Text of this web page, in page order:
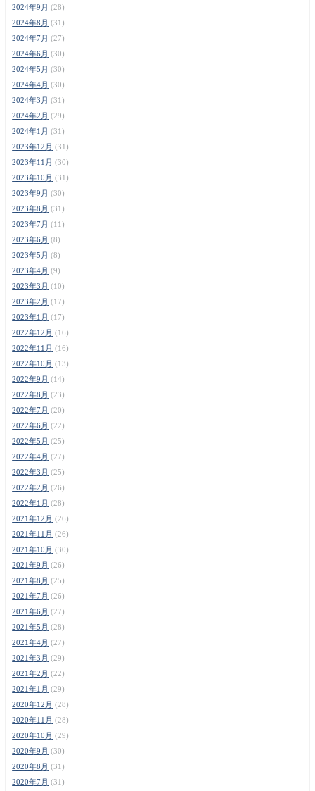
2024年9月 (28)
2024年8月 (31)
2024年7月 (27)
2024年6月 (30)
2024年5月 (30)
2024年4月 (30)
2024年3月 (31)
2024年2月 (29)
2024年1月 (31)
2023年12月 (31)
2023年11月 (30)
2023年10月 (31)
2023年9月 (30)
2023年8月 (31)
2023年7月 (11)
2023年6月 (8)
2023年5月 (8)
2023年4月 (9)
2023年3月 (10)
2023年2月 (17)
2023年1月 (17)
2022年12月 (16)
2022年11月 (16)
2022年10月 (13)
2022年9月 (14)
2022年8月 (23)
2022年7月 (20)
2022年6月 (22)
2022年5月 (25)
2022年4月 (27)
2022年3月 (25)
2022年2月 (26)
2022年1月 (28)
2021年12月 (26)
2021年11月 (26)
2021年10月 (30)
2021年9月 (26)
2021年8月 (25)
2021年7月 (26)
2021年6月 (27)
2021年5月 (28)
2021年4月 (27)
2021年3月 (29)
2021年2月 (22)
2021年1月 (29)
2020年12月 (28)
2020年11月 (28)
2020年10月 (29)
2020年9月 (30)
2020年8月 (31)
2020年7月 (31)